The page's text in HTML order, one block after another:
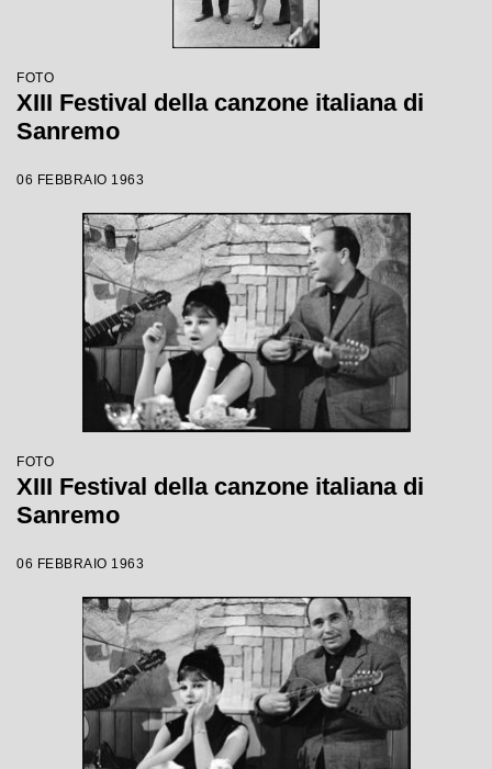
FOTO
XIII Festival della canzone italiana di
Sanremo
06 FEBBRAIO 1963
FOTO
XIII Festival della canzone italiana di
Sanremo
06 FEBBRAIO 1963